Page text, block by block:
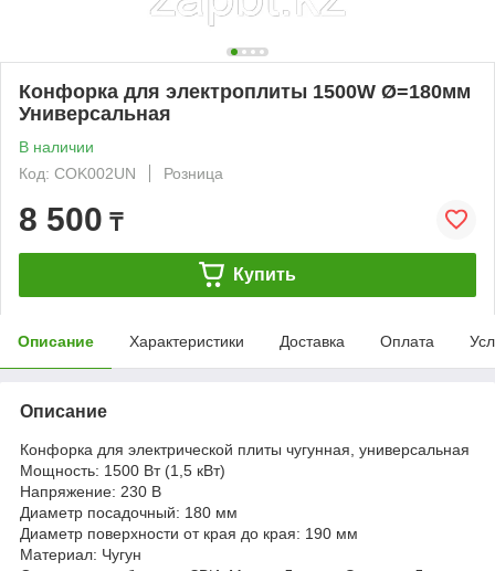
Конфорка для электроплиты 1500W Ø=180мм
Универсальная
В наличии
Код: COK002UN
Розница
8 500 ₸
Купить
Описание Характеристики Доставка Оплата
Описание
Конфорка для электрической плиты чугунная, универсальная
Мощность: 1500 Вт (1,5 кВт)
Напряжение: 230 В
Диаметр посадочный: 180 мм
Диаметр поверхности от края до края: 190 мм
Материал: Чугун